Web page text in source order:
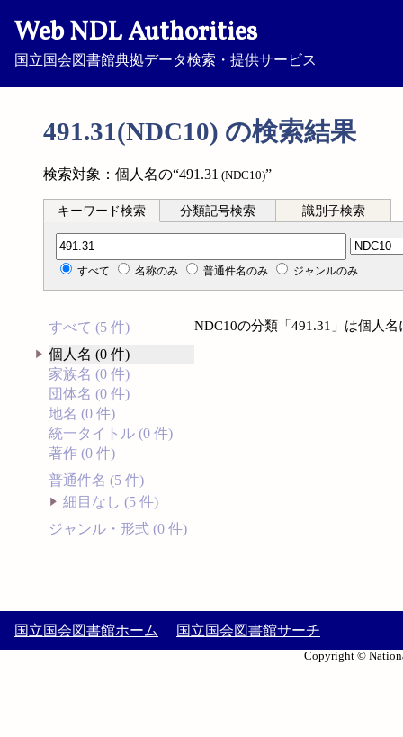
Web NDL Authorities
国立国会図書館典拠データ検索・提供サービス
491.31(NDC10) の検索結果
検索対象：個人名の“491.31 (NDC10)”
キーワード検索 分類記号検索 識別子検索
分類記号検索
すべて 名称のみ 普通件名のみ ジャンルのみ
すべて (5 件)
個人名 (0 件)
家族名 (0 件)
団体名 (0 件)
地名 (0 件)
統一タイトル (0 件)
著作 (0 件)
普通件名 (5 件)
細目なし (5 件)
ジャンル・形式 (0 件)
NDC10の分類「491.31」は個人
国立国会図書館ホーム 国立国会図書館サーチ
Copyright ©